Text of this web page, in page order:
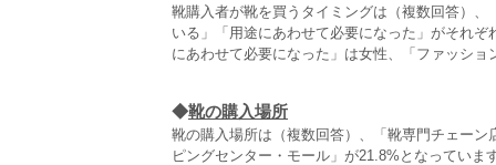
靴購入者が靴を買うタイミングは（複数回答）
いる」「用途にあわせて必要になった」がそれ
にあわせて必要になった」は女性、「ファッシ
◆靴の購入場所
靴の購入場所は（複数回答）、「靴専門チェー
ピングセンター・モール」が21.8%となってい